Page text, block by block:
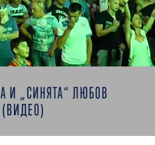
И „СИНЯТА“ ЛЮБОВ
ПРОСТО НЯМА СТЕНИ! (ВИДЕО)